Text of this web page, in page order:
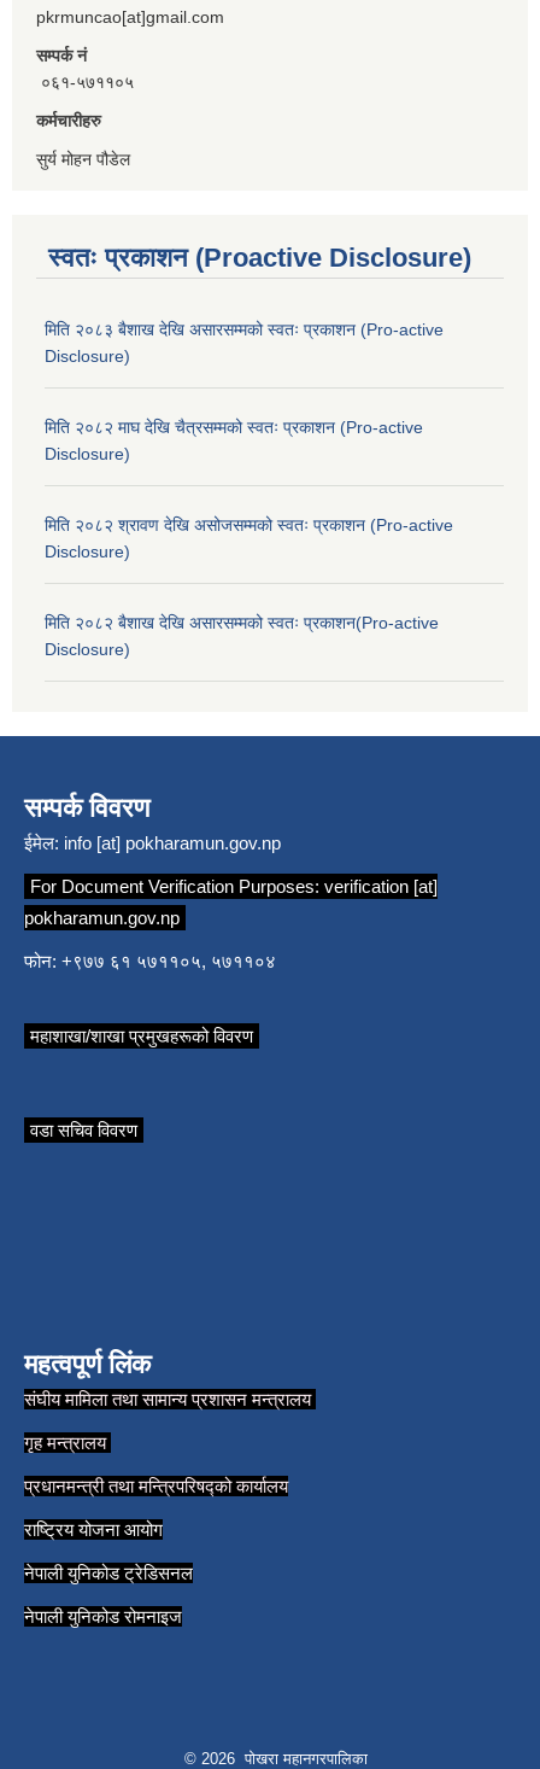
pkrmuncao[at]gmail.com
सम्पर्क नं
०६१-५७११०५
कर्मचारीहरु
सुर्य मोहन पौडेल
स्वतः प्रकाशन (Proactive Disclosure)
मिति २०८३ बैशाख देखि असारसम्मको स्वतः प्रकाशन (Pro-active
Disclosure)
मिति २०८२ माघ देखि चैत्रसम्मको स्वतः प्रकाशन (Pro-active
Disclosure)
मिति २०८२ श्रावण देखि असोजसम्मको स्वतः प्रकाशन (Pro-active
Disclosure)
मिति २०८२ बैशाख देखि असारसम्मको स्वतः प्रकाशन(Pro-active
Disclosure)
सम्पर्क विवरण
ईमेल: info [at] pokharamun.gov.np
For Document Verification Purposes: verification [at]
pokharamun.gov.np
फोन: +९७७ ६१ ५७११०५, ५७११०४
महाशाखा/शाखा प्रमुखहरूको विवरण
वडा सचिव विवरण
महत्वपूर्ण लिंक
संघीय मामिला तथा सामान्य प्रशासन मन्त्रालय
गृह मन्त्रालय
प्रधानमन्त्री तथा मन्त्रिपरिषद्को कार्यालय
राष्ट्रिय योजना आयोग
नेपाली युनिकोड ट्रेडिसनल
नेपाली युनिकोड रोमनाइज
© 2026 पोखरा महानगरपालिका